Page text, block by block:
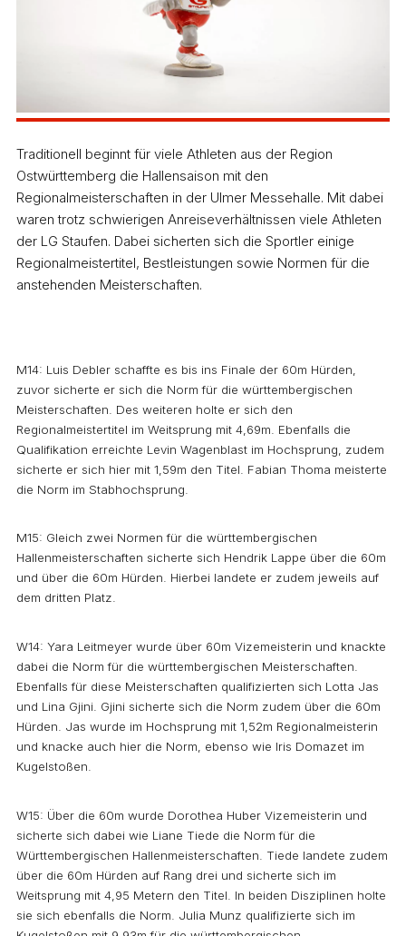
Traditionell beginnt für viele Athleten aus der Region
Ostwürttemberg die Hallensaison mit den
Regionalmeisterschaften in der Ulmer Messehalle. Mit dabei
waren trotz schwierigen Anreiseverhältnissen viele Athleten
der LG Staufen. Dabei sicherten sich die Sportler einige
Regionalmeistertitel, Bestleistungen sowie Normen für die
anstehenden Meisterschaften.
M14: Luis Debler schaffte es bis ins Finale der 60m Hürden,
zuvor sicherte er sich die Norm für die württembergischen
Meisterschaften. Des weiteren holte er sich den
Regionalmeistertitel im Weitsprung mit 4,69m. Ebenfalls die
Qualifikation erreichte Levin Wagenblast im Hochsprung, zudem
sicherte er sich hier mit 1,59m den Titel. Fabian Thoma meisterte
die Norm im Stabhochsprung.
M15: Gleich zwei Normen für die württembergischen
Hallenmeisterschaften sicherte sich Hendrik Lappe über die 60m
und über die 60m Hürden. Hierbei landete er zudem jeweils auf
dem dritten Platz.
W14: Yara Leitmeyer wurde über 60m Vizemeisterin und knackte
dabei die Norm für die württembergischen Meisterschaften.
Ebenfalls für diese Meisterschaften qualifizierten sich Lotta Jas
und Lina Gjini. Gjini sicherte sich die Norm zudem über die 60m
Hürden. Jas wurde im Hochsprung mit 1,52m Regionalmeisterin
und knacke auch hier die Norm, ebenso wie Iris Domazet im
Kugelstoßen.
W15: Über die 60m wurde Dorothea Huber Vizemeisterin und
sicherte sich dabei wie Liane Tiede die Norm für die
Württembergischen Hallenmeisterschaften. Tiede landete zudem
über die 60m Hürden auf Rang drei und sicherte sich im
Weitsprung mit 4,95 Metern den Titel. In beiden Disziplinen holte
sie sich ebenfalls die Norm. Julia Munz qualifizierte sich im